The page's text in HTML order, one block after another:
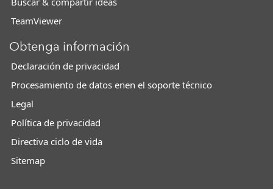
TeamViewer
Obtenga información
Declaración de privacidad
Procesamiento de datos enen el soporte técnico
Legal
Política de privacidad
Directiva ciclo de vida
Sitemap